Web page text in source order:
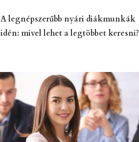
A legnépszerűbb nyári diákmunkák
idén: mivel lehet a legtöbbet keresni?